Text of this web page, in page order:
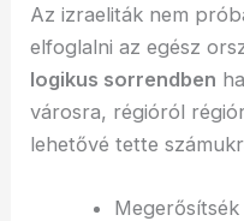
Az izraeliták nem
elfoglalni az egész
logikus sorrendben
városra, régióról
lehetővé tette